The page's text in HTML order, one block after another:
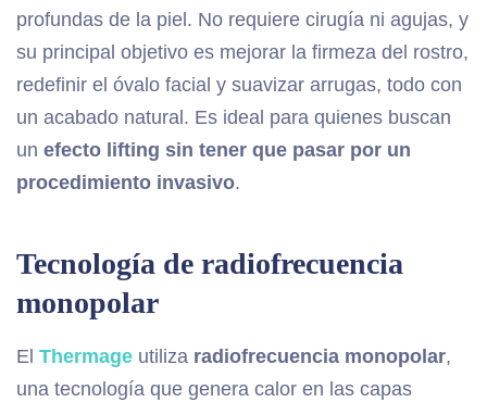
profundas de la piel. No requiere cirugía ni agujas, y
su principal objetivo es mejorar la firmeza del rostro,
redefinir el óvalo facial y suavizar arrugas, todo con
un acabado natural. Es ideal para quienes buscan
un efecto lifting sin tener que pasar por un
procedimiento invasivo.
Tecnología de radiofrecuencia
monopolar
El Thermage utiliza radiofrecuencia monopolar,
una tecnología que genera calor en las capas